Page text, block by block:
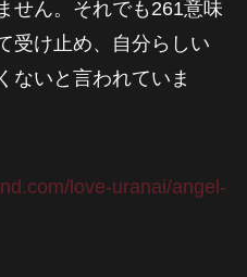
せん。それでも261意味
受け止め、自分らしい
ないと言われていま
love-uranai/angel-